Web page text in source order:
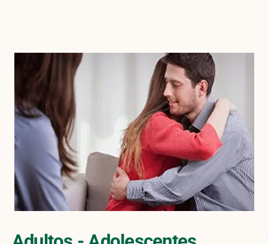
Localízanos
Solicita cita